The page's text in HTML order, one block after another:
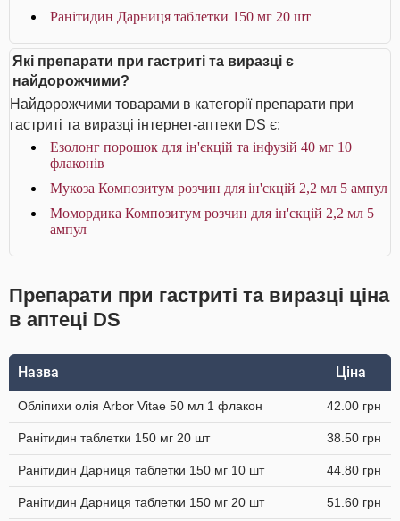
Ранітидин Дарниця таблетки 150 мг 20 шт
Які препарати при гастриті та виразці є
найдорожчими?
Найдорожчими товарами в категорії препарати при
гастриті та виразці інтернет-аптеки DS є:
Езолонг порошок для ін'єкцій та інфузій 40 мг 10
флаконів
Мукоза Композитум розчин для ін'єкцій 2,2 мл 5 ампул
Момордика Композитум розчин для ін'єкцій 2,2 мл 5
ампул
Препарати при гастриті та виразці ціна
в аптеці DS
Назва Ціна
Обліпихи олія Arbor Vitae 50 мл 1 флакон 42.00 грн
Ранітидин таблетки 150 мг 20 шт 38.50 грн
Ранітидин Дарниця таблетки 150 мг 10 шт 44.80 грн
Ранітидин Дарниця таблетки 150 мг 20 шт 51.60 грн